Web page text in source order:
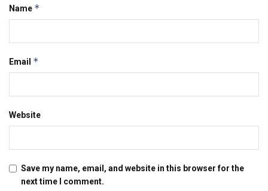
Name *
Email *
Website
Save my name, email, and website in this browser for the
next time I comment.